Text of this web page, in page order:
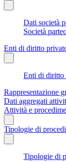
Dati società
Società
Enti di diritto
Enti di diritto
Rappresentazione
Dati aggregati
Attività e
Tipologie di
Tipologie di